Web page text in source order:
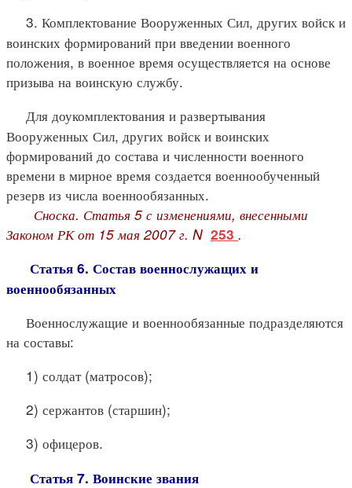
3. Комплектование Вооруженных Сил, других войск и
воинских формирований при введении военного
положения, в военное время осуществляется на основе
призыва на воинскую службу.
Для доукомплектования и развертывания
Вооруженных Сил, других войск и воинских
формирований до состава и численности военного
времени в мирное время создается военнообученный
резерв из числа военнообязанных.
Сноска. Статья 5 с изменениями, внесенными
Законом РК от 15 мая 2007 г. N 253 .
Статья 6. Состав военнослужащих и
военнообязанных
Военнослужащие и военнообязанные подразделяются
на составы:
1) солдат (матросов);
2) сержантов (старшин);
3) офицеров.
Статья 7. Воинские звания